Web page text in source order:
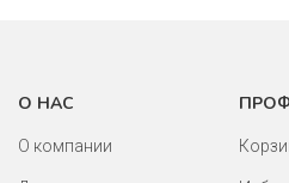
О НАС
О компании